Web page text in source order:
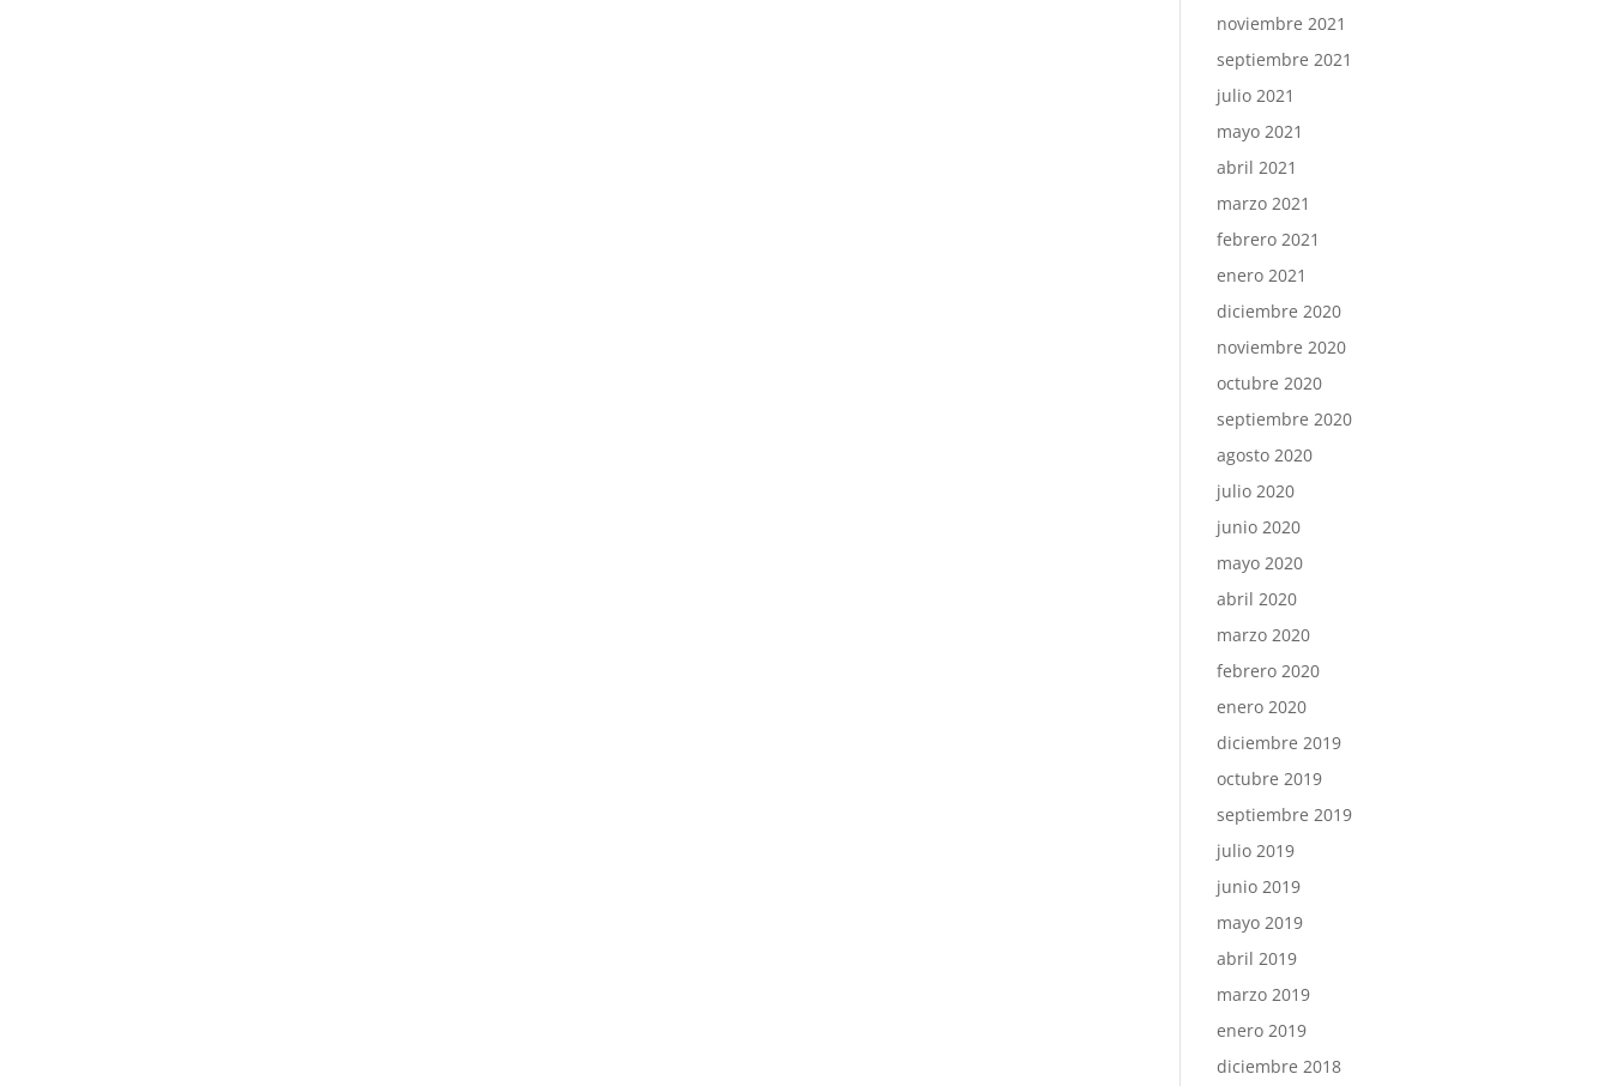
noviembre 2021
septiembre 2021
julio 2021
mayo 2021
abril 2021
marzo 2021
febrero 2021
enero 2021
diciembre 2020
noviembre 2020
octubre 2020
septiembre 2020
agosto 2020
julio 2020
junio 2020
mayo 2020
abril 2020
marzo 2020
febrero 2020
enero 2020
diciembre 2019
octubre 2019
septiembre 2019
julio 2019
junio 2019
mayo 2019
abril 2019
marzo 2019
enero 2019
diciembre 2018